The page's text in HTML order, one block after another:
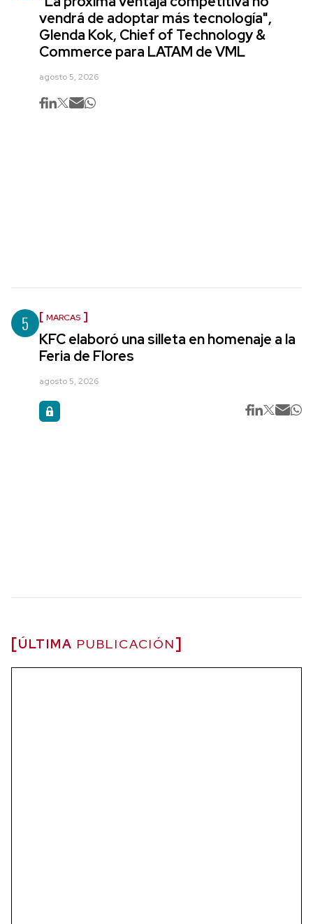
vendrá de adoptar más tecnología",
Glenda Kok, Chief of Technology &
Commerce para LATAM de VML
agosto 5, 2026
5 MARCAS
KFC elaboró una silleta en homenaje a la
Feria de Flores
agosto 5, 2026
ÚLTIMA PUBLICACIÓN